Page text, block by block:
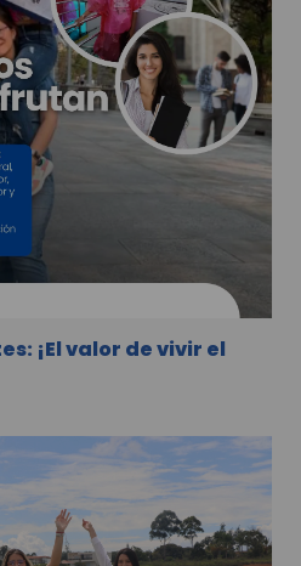
¡El valor de vivir el